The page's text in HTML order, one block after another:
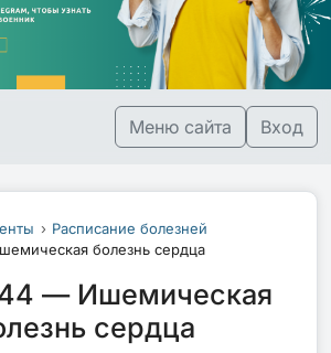
Меню сайта Вход
Расписание болезней
болезнь сердца
44 — Ишемическая
сердца